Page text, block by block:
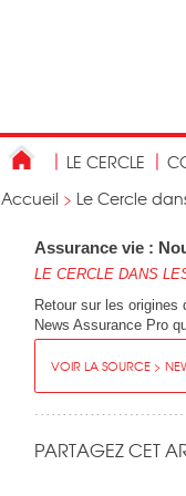
LE CERCLE
Accueil > Le Cercle
Assurance vie :
LE CERCLE DANS
Retour sur les origines
News Assurance Pro
VOIR LA SOURCE >
PARTAGEZ CET